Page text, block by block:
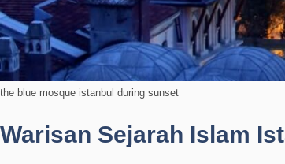
the blue mosque istanbul during sunset
Warisan Sejarah Islam